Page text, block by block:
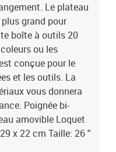
Le plateau
grand pour
boîte à outils 20
ou les
conçue pour le
et les outils. La
vous donnera
Poignée bi-
amovible Loquet
x 22 cm Taille: 26 "